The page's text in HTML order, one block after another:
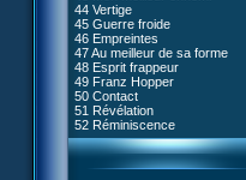
44 Vertige
45 Guerre froide
46 Empreintes
47 Au meilleur de sa forme
48 Esprit frappeur
49 Franz Hopper
50 Contact
51 Révélation
52 Réminiscence
54 Lyoko moins un
55 Raz de marée
56 Fausse piste
57 Aelita
58 Le prétendant
59 Le secret
60 Tarentule au plafond
61 Sabotage
62 Désincarnation
63 Triple sot
64 Surmenage
65 Dernier round
81 Oeil pour oeil
82 Mémoire blanche
83 Superstition
84 Missile guidé
85 La belle de Kadic
86 Kiwi superstar
87 Planète bleue
88 Cousins ennemis
89 Il est sensé d'être insensé
90 Médusée
91 Mauvaises ondes
#09 - Comment tromper XANA
#10 - Le réveil du guerrier
#11 - Rendez-vous
#12 - Chaos à Kadic
#13 - Vendredi 13
#14 - Intrusion
#15 - Les sans-codes
#16 - Confusion
#17 - Un avenir professionnel
assuré
#18 - Obstination
#19 - Le piège